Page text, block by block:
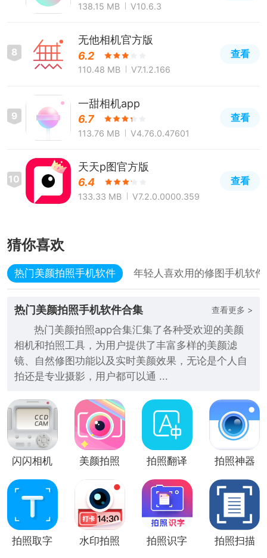
138.15 MB V10.6.3
8
无他相机官方版
6.2
110.48 MB V7.1.2.166
查看
9
一甜相机app
6.7
113.76 MB V4.76.0.47601
查看
10
天天p图官方版
6.4
133.33 MB V7.2.0.0000.359
查看
猜你喜欢
热门美颜拍照手机软件 年轻人喜欢用的修图手机软件
热门美颜拍照手机软件合集 查看更多 >
热门美颜拍照app合集汇集了各种受欢迎的美颜
相机和拍照工具，为用户提供了丰富多样的美颜滤
镜、自然修图功能以及实时美颜效果，无论是个人自
拍还是专业摄影，用户都可以通 ...
闪闪相机
美颜拍照
拍照翻译 拍照神器
拍照取字 水印拍照 拍照识字 拍照扫描